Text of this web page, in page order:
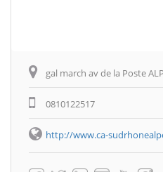
gal march av de la Poste
0810122517
http://www.ca-